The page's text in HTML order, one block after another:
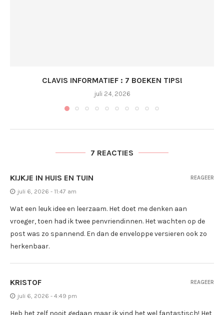
CLAVIS INFORMATIEF : 7 BOEKEN TIPS!
juli 24, 2026
7 REACTIES
KIJKJE IN HUIS EN TUIN
juli 6, 2026 - 11:47 am
Wat een leuk idee en leerzaam. Het doet me denken aan
vroeger, toen had ik twee penvriendinnen. Het wachten op de
post was zo spannend. En dan de enveloppe versieren ook zo
herkenbaar.
REAGEER
KRISTOF
juli 6, 2026 - 4:49 pm
Heb het zelf nooit gedaan maar ik vind het wel fantastisch! Het
REAGEER